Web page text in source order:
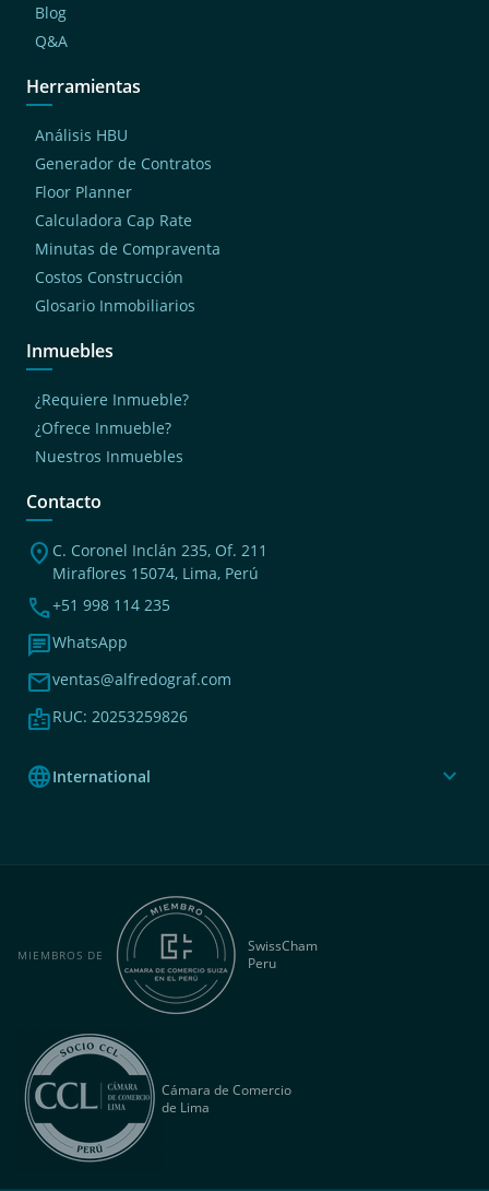
Blog
Q&A
Herramientas
Análisis HBU
Generador de Contratos
Floor Planner
Calculadora Cap Rate
Minutas de Compraventa
Costos Construcción
Glosario Inmobiliarios
Inmuebles
¿Requiere Inmueble?
¿Ofrece Inmueble?
Nuestros Inmuebles
Contacto
location_on C. Coronel Inclán 235, Of. 211
Miraflores 15074, Lima, Perú
phone+51 998 114 235
chatWhatsApp
mailventas@alfredograf.com
badgeRUC: 20253259826
languageInternational expand_more
MIEMBROS DE
SwissCham
Peru
Cámara de Comercio
de Lima